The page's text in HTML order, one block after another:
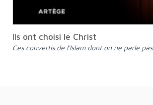
Ils ont choisi le Christ
Ces convertis de l'Islam dont on ne parle pas